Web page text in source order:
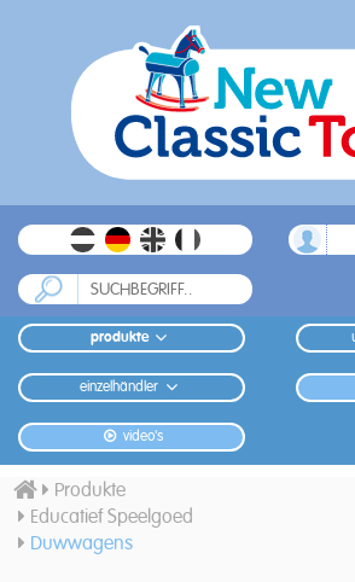
produkte
einzelhändler
video's
Produkte
Educatief Speelgoed
Duwwagens